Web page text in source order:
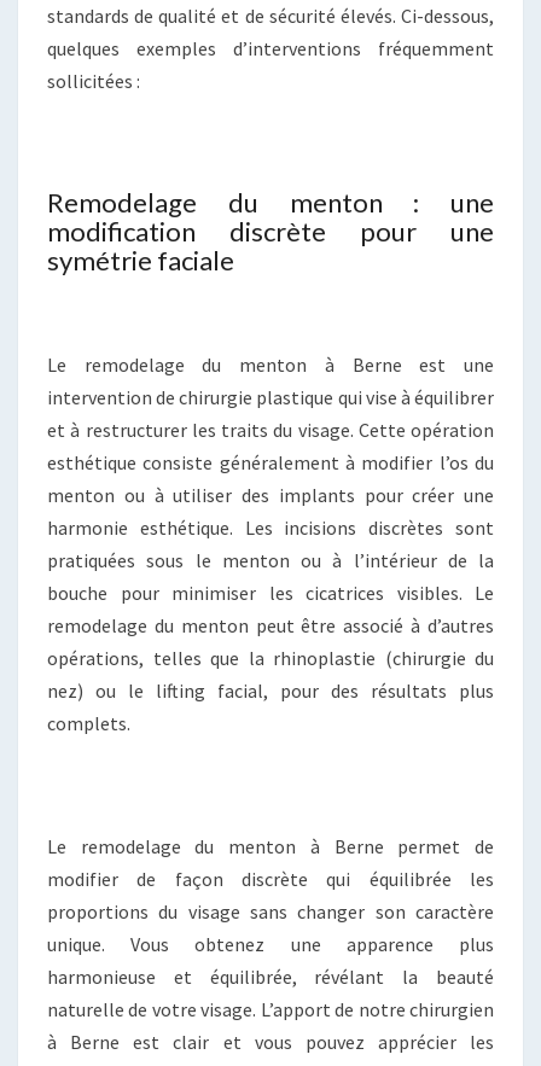
standards de qualité et de sécurité élevés. Ci-dessous,
quelques exemples d’interventions fréquemment
sollicitées :
Remodelage du menton : une
modification discrète pour une
symétrie faciale
Le remodelage du menton à Berne est une
intervention de chirurgie plastique qui vise à équilibrer
et à restructurer les traits du visage. Cette opération
esthétique consiste généralement à modifier l’os du
menton ou à utiliser des implants pour créer une
harmonie esthétique. Les incisions discrètes sont
pratiquées sous le menton ou à l’intérieur de la
bouche pour minimiser les cicatrices visibles. Le
remodelage du menton peut être associé à d’autres
opérations, telles que la rhinoplastie (chirurgie du
nez) ou le lifting facial, pour des résultats plus
complets.
Le remodelage du menton à Berne permet de
modifier de façon discrète qui équilibrée les
proportions du visage sans changer son caractère
unique. Vous obtenez une apparence plus
harmonieuse et équilibrée, révélant la beauté
naturelle de votre visage. L’apport de notre chirurgien
à Berne est clair et vous pouvez apprécier les